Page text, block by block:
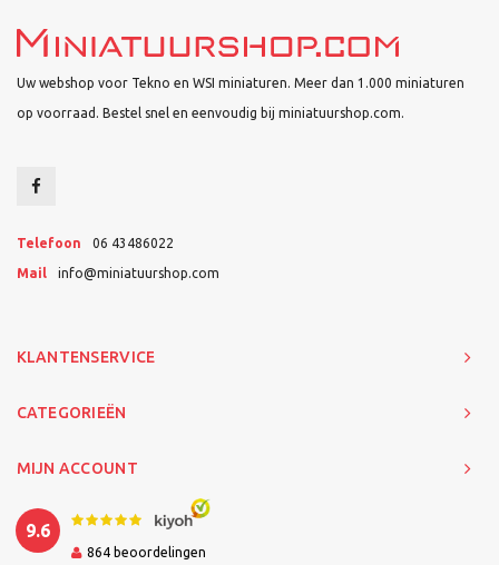
Uw webshop voor Tekno en WSI miniaturen. Meer dan 1.000 miniaturen
op voorraad. Bestel snel en eenvoudig bij miniatuurshop.com.
Telefoon 06 43486022
Mail info@miniatuurshop.com
KLANTENSERVICE
CATEGORIEËN
MIJN ACCOUNT
9.6
864 beoordelingen